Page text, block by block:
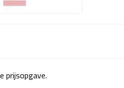
prijsopgave.